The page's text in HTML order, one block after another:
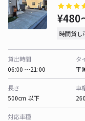
¥480
時間貸し
貸出時間
06:00 〜21:00
タ
平
長さ
500cm 以下
車
対応車種